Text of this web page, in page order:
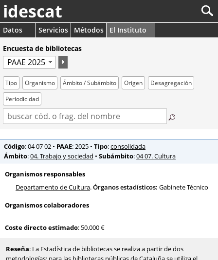
idescat
Datos Servicios Métodos
El Instituto
Encuesta de bibliotecas
Tipo Organismo Ámbito / Subámbito Origen
Desagregación
Periodicidad
Código: 04 07 02 • PAAE: 2025 • Tipo:consolidada
Ámbito:04. Trabajo y sociedad • Subámbito:04 07. Cultura
Organismos responsables
Departamento de Cultura.Órganos estadísticos: Gabinete Técnico
Organismos colaboradores
Coste directo estimado: 50.000 €
Reseña: La Estadística de bibliotecas se realiza a partir de dos